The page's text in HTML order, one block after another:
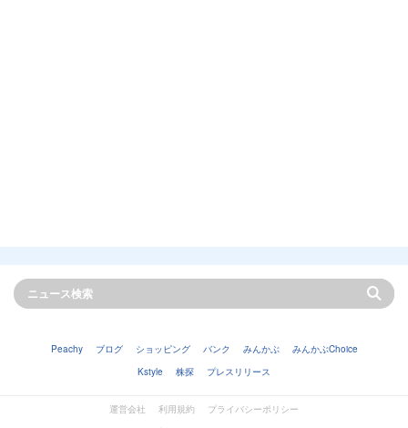
Peachy ブログ ショッピング バンク みんかぶ
みんかぶChoice
Kstyle
株探 プレスリリース
運営会社 利用規約
プライバシーポリシー